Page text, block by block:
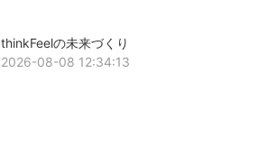
thinkFeelの未来づくり
2026-08-08 12:34:13